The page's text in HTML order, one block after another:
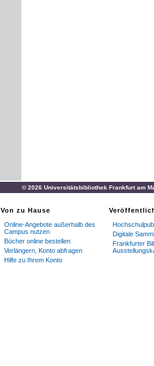
© 2026 Universitätsbibliothek Frankfurt am
Von zu Hause
Online-Angebote außerhalb des
Campus nutzen
Bücher online bestellen
Verlängern, Konto abfragen
Hilfe zu Ihrem Konto
Digitale
Frankfurter